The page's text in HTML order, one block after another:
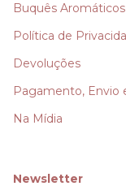
Buquês Aromáticos
Política de
Devoluções
Pagamento, Envio
Na Mídia
Newsletter